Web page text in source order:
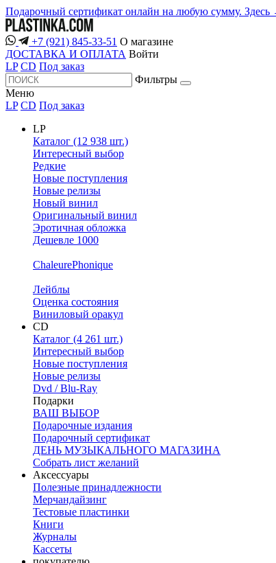
Подарочный сертификат онлайн на любую сумму. Здесь
+7 (921) 845-33-51 О магазине
ДОСТАВКА И ОПЛАТА Войти
LP CD Под заказ
Фильтры
Меню
LP CD Под заказ
LP
Каталог (12 938 шт.)
Интересный выбор
Редкие
Новые поступления
Новые релизы
Новый винил
Оригинальный винил
Эротичная обложка
Дешевле 1000
ChaleurePhonique
Лейблы
Оценка состояния
Виниловый оракул
CD
Каталог (4 261 шт.)
Интересный выбор
Новые поступления
Новые релизы
Dvd / Blu-Ray
Подарки
ВАШ ВЫБОР
Подарочные издания
Подарочный сертификат
ДЕНЬ МУЗЫКАЛЬНОГО МАГАЗИНА
Собрать лист желаний
Аксессуары
Полезные принадлежности
Мерчандайзинг
Тестовые пластинки
Книги
Журналы
Кассеты